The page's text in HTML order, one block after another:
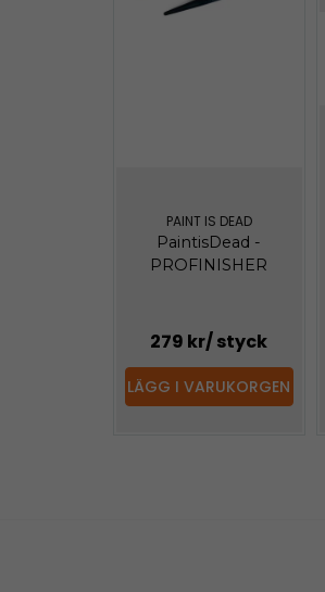
PAINT IS DEAD
PaintisDead -
PROFINISHER
279 kr/ styck
LÄGG I VARUKORGEN